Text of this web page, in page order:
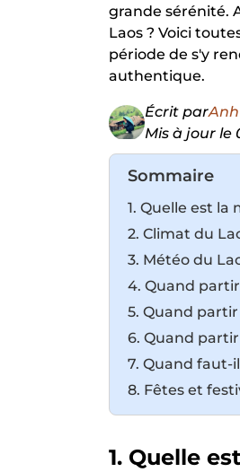
grande sérénité.
Laos ? Voici
période de s'y
authentique.
Écrit parAnh
Mis à jour le
Sommaire
1. Quelle est la
2. Climat du
3. Météo du
4. Quand
5. Quand
6. Quand partir
7. Quand faut-
8. Fêtes et
1. Quelle